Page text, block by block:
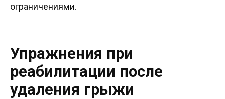
ограничениями.
Упражнения при
реабилитации после
удаления грыжи